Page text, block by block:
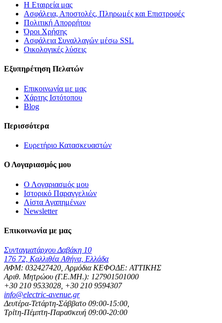
Η Εταιρεία μας
Ασφάλεια, Αποστολές, Πληρωμές και Επιστροφές
Πολιτική Απορρήτου
Όροι Χρήσης
Ασφάλεια Συναλλαγών μέσω SSL
Οικολογικές λύσεις
Εξυπηρέτηση Πελατών
Επικοινωνία με μας
Χάρτης Ιστότοπου
Blog
Περισσότερα
Ευρετήριο Κατασκευαστών
Ο Λογαριασμός μου
Ο Λογαριασμός μου
Ιστορικό Παραγγελιών
Λίστα Αγαπημένων
Newsletter
Επικοινωνία με μας
Συνταγματάρχου Δαβάκη 10
176 72, Καλλιθέα Αθήνα, Ελλάδα
ΑΦΜ: 032427420, Αρμόδια ΚΕΦΟΔΕ: ΑΤΤΙΚΗΣ
Αριθ. Μητρώου (Γ.Ε.ΜΗ.): 127901501000
+30 210 9533028, +30 210 9594307
info@electric-avenue.gr
Δευτέρα-Τετάρτη-Σάββατο 09:00-15:00,
Τρίτη-Πέμπτη-Παρασκευή 09:00-20:00